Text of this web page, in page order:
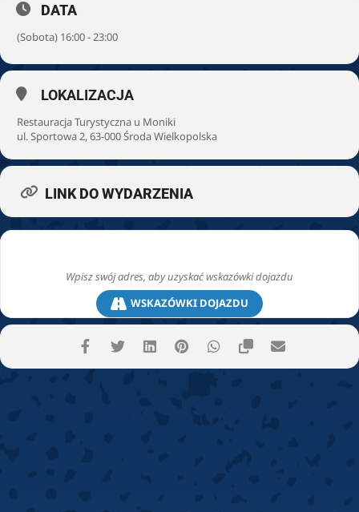
DATA
(Sobota) 16:00 - 23:00
LOKALIZACJA
Restauracja Turystyczna u Moniki
ul. Sportowa 2, 63-000 Środa Wielkopolska
LINK DO WYDARZENIA
WSKAZÓWKI DOJAZDU